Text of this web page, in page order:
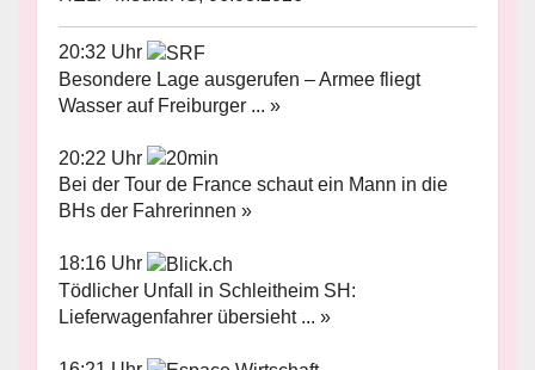
20:32 Uhr
Besondere Lage ausgerufen – Armee fliegt
Wasser auf Freiburger ... »
20:22 Uhr
Bei der Tour de France schaut ein Mann in die
BHs der Fahrerinnen »
18:16 Uhr
Tödlicher Unfall in Schleitheim SH:
Lieferwagenfahrer übersieht ... »